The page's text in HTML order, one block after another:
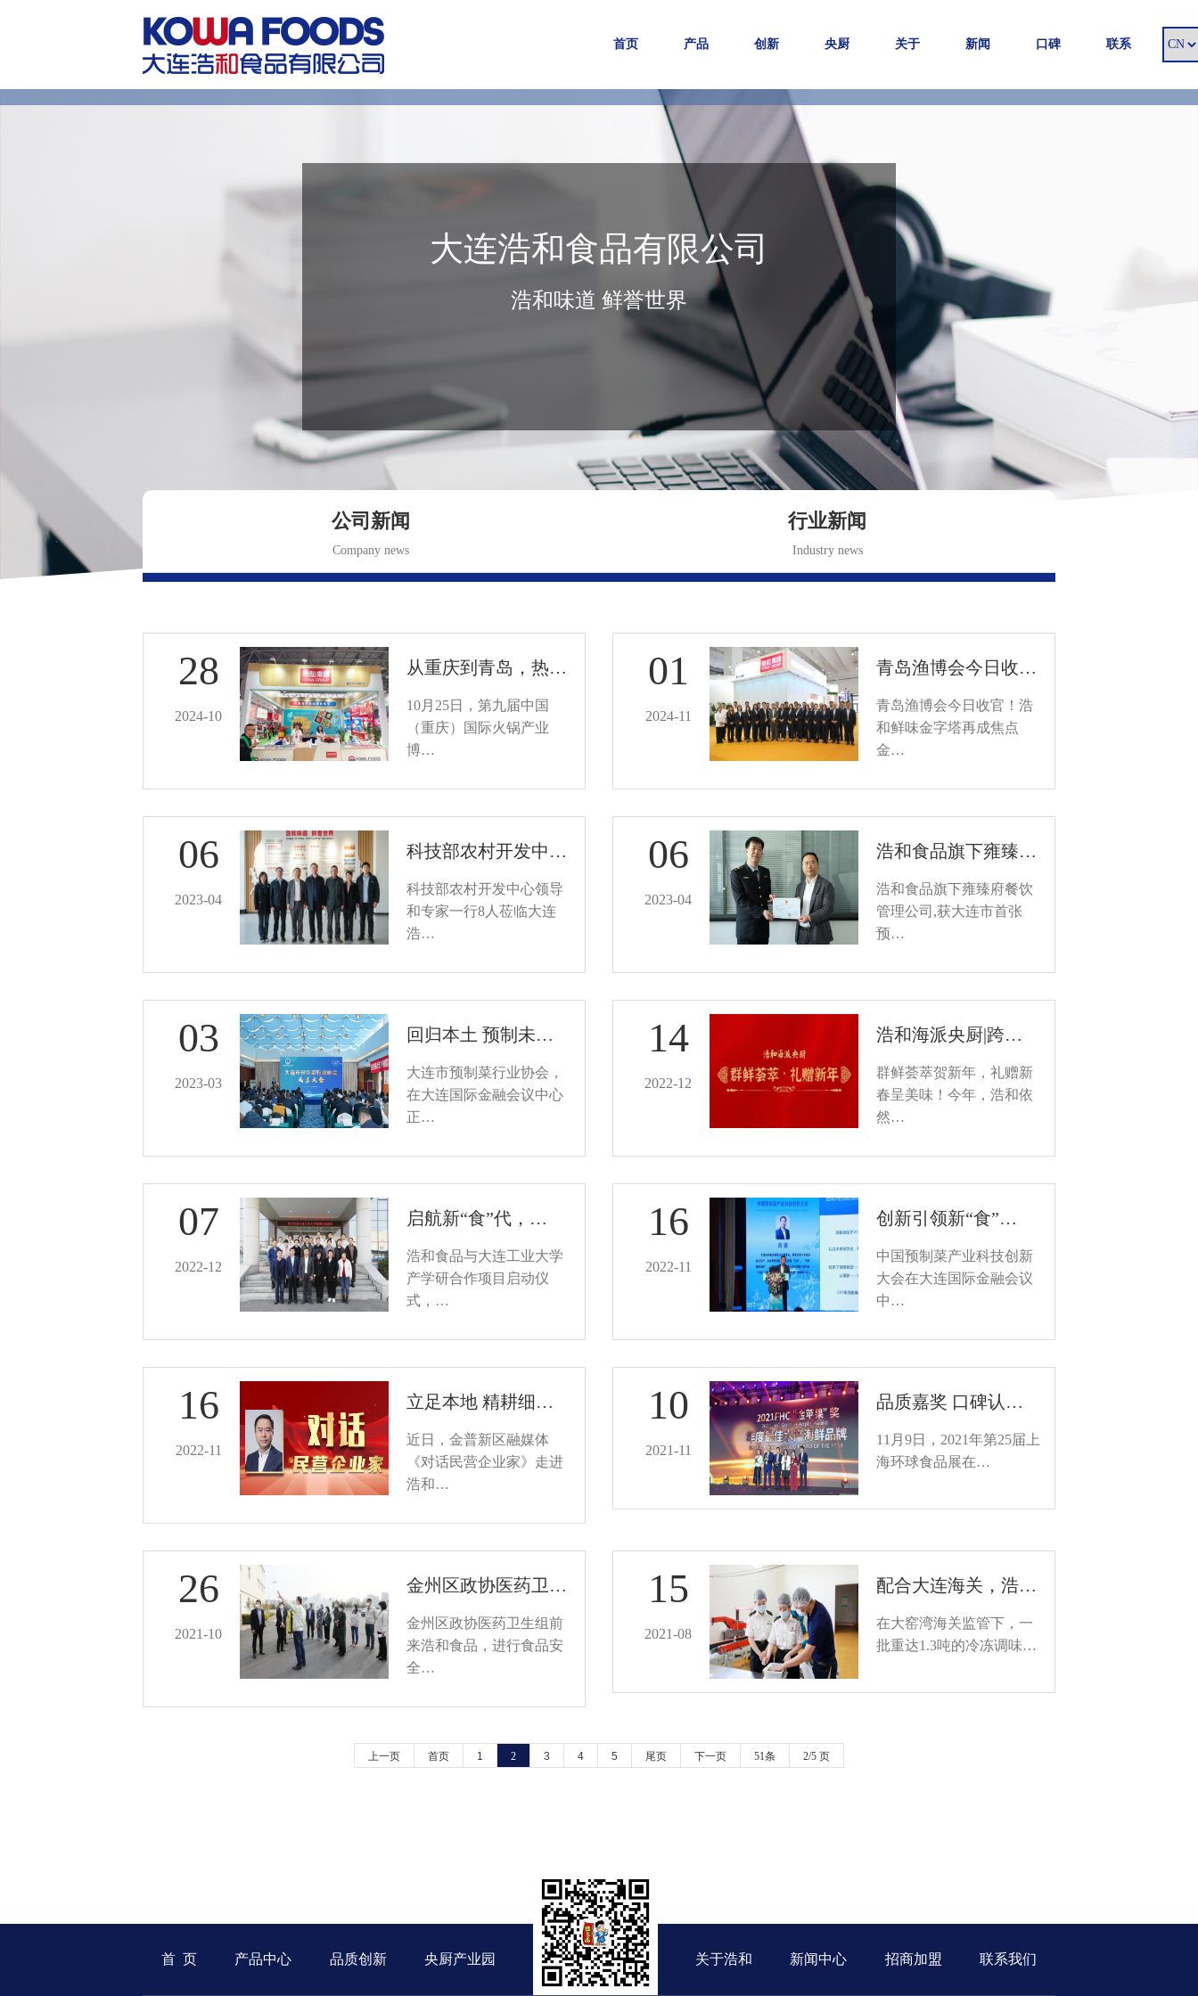
首页 产品 创新 央厨 关于 新闻 口碑 联系
大连浩和食品有限公司
浩和味道 鲜誉世界
公司新闻
Company news
行业新闻
Industry news
28
2024-10
从重庆到青岛，热…
10月25日，第九届中国
（重庆）国际火锅产业
博…
01
2024-11
青岛渔博会今日收…
青岛渔博会今日收官！浩
和鲜味金字塔再成焦点
金…
06
2023-04
科技部农村开发中…
科技部农村开发中心领导
和专家一行8人莅临大连
浩…
06
2023-04
浩和食品旗下雍臻…
浩和食品旗下雍臻府餐饮
管理公司,获大连市首张
预…
03
2023-03
回归本土 预制未…
大连市预制菜行业协会，
在大连国际金融会议中心
正…
14
2022-12
浩和海派央厨|跨…
群鲜荟萃贺新年，礼赠新
春呈美味！今年，浩和依
然…
07
2022-12
启航新“食”代，…
浩和食品与大连工业大学
产学研合作项目启动仪
式，…
16
2022-11
创新引领新“食”…
中国预制菜产业科技创新
大会在大连国际金融会议
中…
16
2022-11
立足本地 精耕细…
近日，金普新区融媒体
《对话民营企业家》走进
浩和…
10
2021-11
品质嘉奖 口碑认…
11月9日，2021年第25届上
海环球食品展在…
26
2021-10
金州区政协医药卫…
金州区政协医药卫生组前
来浩和食品，进行食品安
全…
15
2021-08
配合大连海关，浩…
在大窑湾海关监管下，一
批重达1.3吨的冷冻调味…
上一页 首页 1 2 3 4 5 尾页 下一页 51条 2/5 页
首 页 产品中心 品质创新 央厨产业园 关于浩和 新闻中心 招商加盟 联系我们